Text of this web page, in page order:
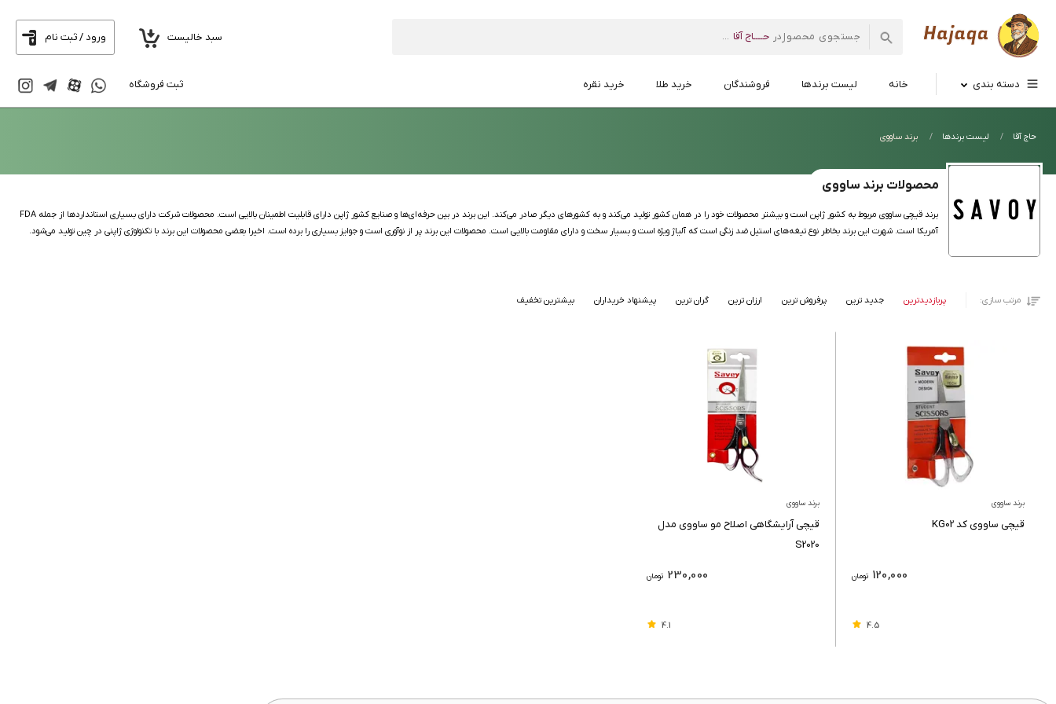
ورود / ثبت نام سبد خالیست
حاج
در حــــاج آقا ...
دسته بندی خانه لیست برندها فروشندگان خرید طلا خرید نقره ثبت فروشگاه
حاج آقا لیست برندها برند ساووی
محصولات برند ساووی
برند قیچی ساووی مربوط به کشور ژاپن است و بیشتر محصولات خود را در همان کشور تولید می‌کند و به کشورهای دیگر صادر می‌کند. این برند در بین حرفه‌ای‌ها و صنایع کشور ژاپن دارای قابلیت اطمینان بالایی است. محصولات شرکت دارای بسیاری استاندارد‌ها از جمله FDA
آمریکا است. شهرت این برند بخاطر نوع تیغه‌های استیل ضد زنگی است که آلیاژ ویژه است و بسیار سخت و دارای مقاومت بالایی است. محصولات این برند پر از نوآوری است و جوایز بسیاری را برده است. اخیرا بعضی محصولات این برند با تکنولوژی ژاپنی در چین تولید می‌شود.
مرتب سازی: پربازدیدترین جدید ترین پرفروش ترین ارزان ترین گران ترین پیشنهاد خریداران بیشترین تخفیف
برند ساووی
قیچی ساووی کد KG02
تومان 120,000
4.5
برند ساووی
قیچی آرایشگاهی اصلاح مو ساووی مدل
S2020
تومان 230,000
4.1